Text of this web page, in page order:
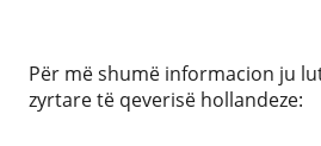
Për më shumë informacion ju
zyrtare të qeverisë hollandeze: